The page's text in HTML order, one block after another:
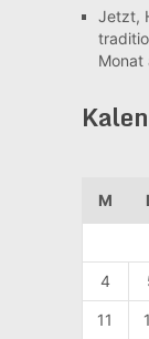
Jetzt,
Monat
M
4
11